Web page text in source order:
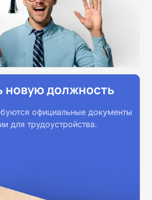
работодателями по
новую должность
официальные документы
для трудоустройства.